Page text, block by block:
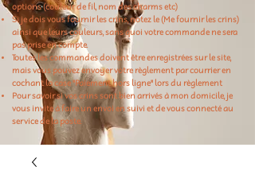
options (couleur de fil, nom des charms etc)
Si je dois vous fournir les crins, notez le (Me fournir les crins)
ainsi que leurs couleurs, sans quoi votre commande ne sera
pas prise en compte.
Toutes les commandes doivent être enregistrées sur le site,
mais vous pouvez envoyer votre règlement par courrier en
cochant la case "Paiement hors ligne" lors du règlement
Pour savoir si vos crins sont bien arrivés à mon domicile, je
vous invite à faire un envoi en suivi et de vous connecté au
service de la poste.